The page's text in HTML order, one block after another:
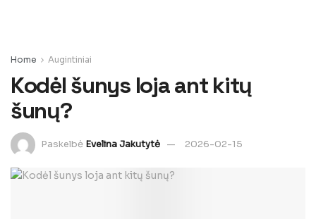
Home Augintiniai
Kodėl šunys loja ant kitų
šunų?
Paskelbė Evelina Jakutytė 2026-02-15